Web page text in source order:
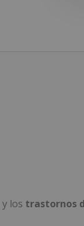
y los trastornos